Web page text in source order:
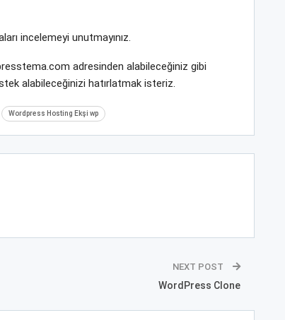
incelemeyi unutmayınız.
adresinden alabileceğiniz gibi
alabileceğinizi hatırlatmak isteriz.
Wordpress Hosting Ekşi wp
NEXT POST
WordPress Clone